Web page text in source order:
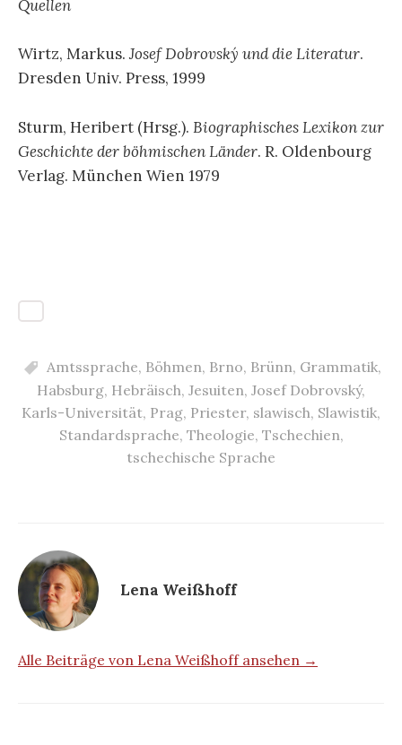
Quellen
Wirtz, Markus.Josef Dobrovský und die Literatur.
Dresden Univ. Press, 1999
Sturm, Heribert (Hrsg.). Biographisches Lexikon zur
Geschichte der böhmischen Länder. R. Oldenbourg
Verlag. München Wien 1979
Amtssprache, Böhmen, Brno, Brünn, Grammatik,
Habsburg, Hebräisch, Jesuiten, Josef Dobrovský,
Karls-Universität, Prag, Priester, slawisch, Slawistik,
Standardsprache, Theologie, Tschechien,
tschechische Sprache
Lena Weißhoff
Alle Beiträge von Lena Weißhoff ansehen →